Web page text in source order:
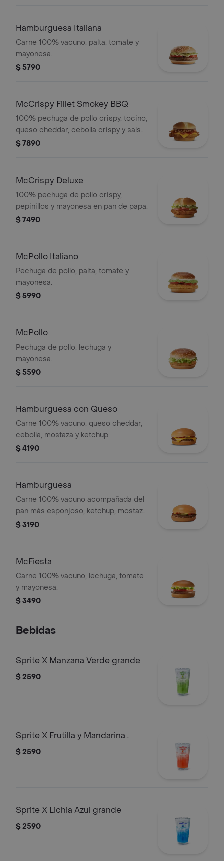
Hamburguesa Italiana
Carne 100% vacuno, palta, tomate y
mayonesa.
$ 5790
McCrispy Fillet Smokey BBQ
100% pechuga de pollo crispy, tocino,
queso cheddar, cebolla crispy y salsa
BBQ en pan de papa.
$ 7890
McCrispy Deluxe
100% pechuga de pollo crispy,
pepinillos y mayonesa en pan de papa.
$ 7490
McPollo Italiano
Pechuga de pollo, palta, tomate y
mayonesa.
$ 5990
McPollo
Pechuga de pollo, lechuga y
mayonesa.
$ 5590
Hamburguesa con Queso
Carne 100% vacuno, queso cheddar,
cebolla, mostaza y ketchup.
$ 4190
Hamburguesa
Carne 100% vacuno acompañada del
pan más esponjoso, ketchup, mostaza
y cebolla fresca.
$ 3190
McFiesta
Carne 100% vacuno, lechuga, tomate
y mayonesa.
$ 3490
Bebidas
Sprite X Manzana Verde grande
$ 2590
Sprite X Frutilla y Mandarina
grande
$ 2590
Sprite X Lichia Azul grande
$ 2590